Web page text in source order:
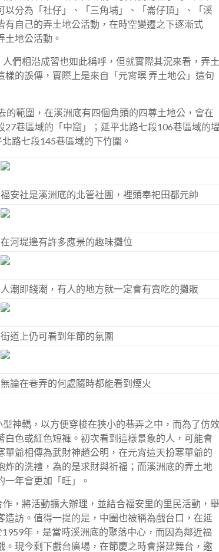
分為「社仔」、「三角埔」、「崙仔頂」、「溪
自己的弄土地公活動，在時空變遷之下逐漸式
地公活動。
們相沿成習也如此稱呼，但就實際其況來看，弄土
的誤傳，實際上是來自「元宵暝 弄土地公」這句
範圍，在溪洲底有四個角頭的四尊土地公，會在
巷區域的「中窟」；延平北路七段106巷區域的塭
路七段145巷區域的下竹圍。
福安社是溪洲底的北管社團，裡頭奉祀田都元帥
在河堤邊有許多應景的趣味攤位
人潮即錢潮，有人的地方就一定會有賣吃的攤販
街道上仍可看到年節的氛圍
無論在巷弄的何處隨時都能看到煙火
神轎，以方便穿梭在狹小的巷弄之中，而為了仿效
色或紅色短褲。初次看到這樣景象的人，可能會
爺相傳為武財神趙公明，在元宵這天扮寒單爺的
的洗禮，為的是求財與祈福；而溪洲底的弄土地
年會更加「旺」。
，將活動擴大辦理，並結合福安里的里民活動，舉
訪。值得一提的是，中圈也被稱為戲台口，在延
年，是當時溪洲底的聚落中心，而因為鄰近福
現今剩下戲台廣場，在節慶之時會搭建舞台，邀